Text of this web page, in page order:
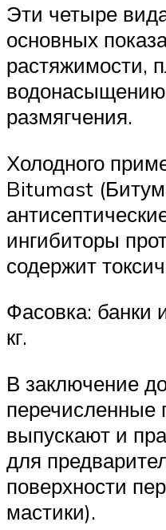
Эти четыре
основных
растяжимости,
размягчения.
Холодного
Bitumast
ингибиторы
содержит
Фасовка: банки
кг.
В заключение
перечисленные
выпускают и
для
поверхности
мастики).